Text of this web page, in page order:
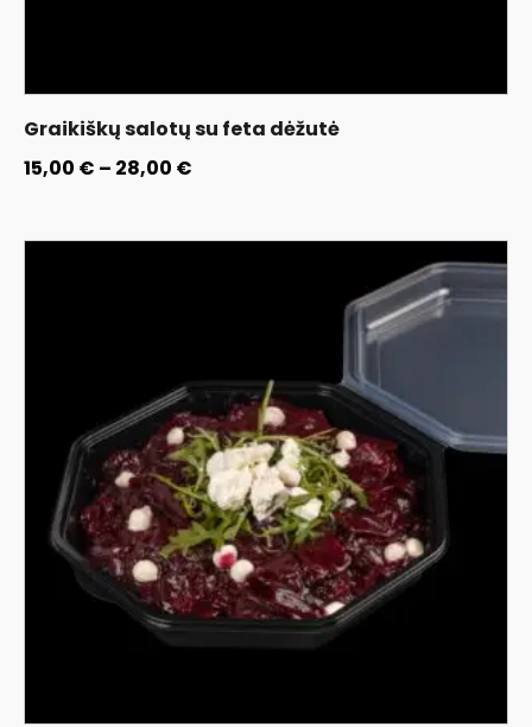
Graikiškų salotų su feta dėžutė
15,00 € – 28,00 €